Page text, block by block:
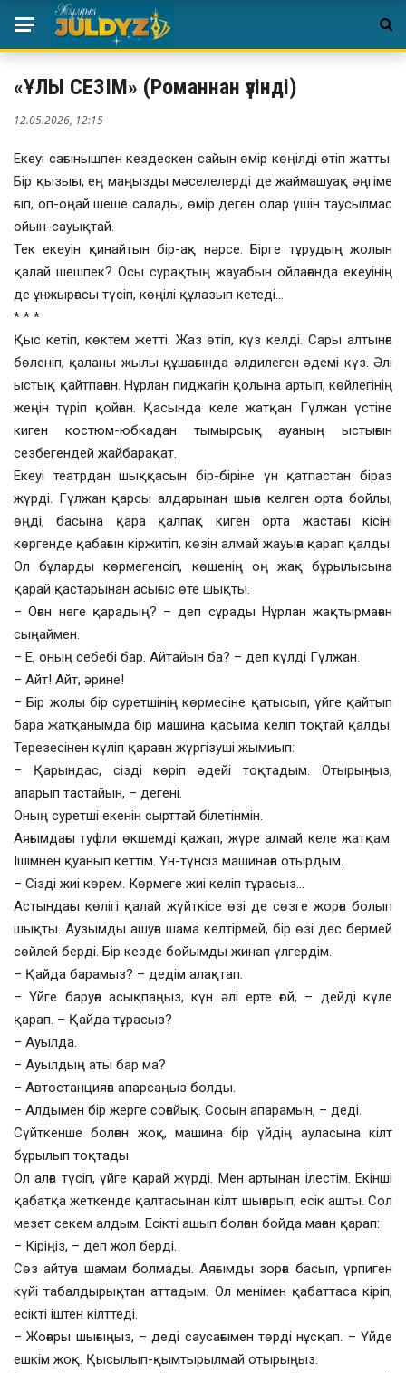
«ҰЛЫ СЕЗІМ» (Романнан үзінді)
12.05.2026, 12:15
Екеуі сағынышпен кездескен сайын өмір көңілді өтіп жатты.
Бір қызығы, ең маңызды мәселелерді де жаймашуақ әңгіме
ғып, оп-оңай шеше салады, өмір деген олар үшін таусылмас
ойын-сауықтай.
Тек екеуін қинайтын бір-ақ нәрсе. Бірге тұрудың жолын
қалай шешпек? Осы сұрақтың жауабын ойлағанда екеуінің
де ұнжырғасы түсіп, көңілі құлазып кетеді…
* * *
Қыс кетіп, көктем жетті. Жаз өтіп, күз келді. Сары алтынға
бөленіп, қаланы жылы құшағында әлдилеген әдемі күз. Әлі
ыстық қайтпаған. Нұрлан пиджагін қолына артып, көйлегінің
жеңін түріп қойған. Қасында келе жатқан Гүлжан үстіне
киген костюм-юбкадан тымырсық ауаның ыстығын
сезбегендей жайбарақат.
Екеуі театрдан шыққасын бір-біріне үн қатпастан біраз
жүрді. Гүлжан қарсы алдарынан шыға келген орта бойлы,
өңді, басына қара қалпақ киген орта жастағы кісіні
көргенде қабағын кіржитіп, көзін алмай жауыға қарап қалды.
Ол бұларды көрмегенсіп, көшенің оң жақ бұрылысына
қарай қастарынан асығыс өте шықты.
– Оған неге қарадың? – деп сұрады Нұрлан жақтырмаған
сыңаймен.
– Е, оның себебі бар. Айтайын ба? – деп күлді Гүлжан.
– Айт! Айт, әрине!
– Бір жолы бір суретшінің көрмесіне қатысып, үйге қайтып
бара жатқанымда бір машина қасыма келіп тоқтай қалды.
Терезесінен күліп қараған жүргізуші жымиып:
– Қарындас, сізді көріп әдейі тоқтадым. Отырыңыз,
апарып тастайын, – дегені.
Оның суретші екенін сырттай білетінмін.
Аяғымдағы туфли өкшемді қажап, жүре алмай келе жатқам.
Ішімнен қуанып кеттім. Үн-түнсіз машинаға отырдым.
– Сізді жиі көрем. Көрмеге жиі келіп тұрасыз…
Астындағы көлігі қалай жүйткісе өзі де сөзге жорға болып
шықты. Аузымды ашуға шама келтірмей, бір өзі дес бермей
сөйлей берді. Бір кезде бойымды жинап үлгердім.
– Қайда барамыз? – дедім алақтап.
– Үйге баруға асықпаңыз, күн әлі ерте ғой, – дейді күле
қарап. – Қайда тұрасыз?
– Ауылда.
– Ауылдың аты бар ма?
– Автостанцияға апарсаңыз болды.
– Алдымен бір жерге соғайық. Сосын апарамын, – деді.
Сүйткенше болған жоқ, машина бір үйдің ауласына кілт
бұрылып тоқтады.
Ол алға түсіп, үйге қарай жүрді. Мен артынан ілестім. Екінші
қабатқа жеткенде қалтасынан кілт шығарып, есік ашты. Сол
мезет секем алдым. Есікті ашып болған бойда маған қарап:
– Кіріңіз, – деп жол берді.
Сөз айтуға шамам болмады. Аяғымды зорға басып, үрпиген
күйі табалдырықтан аттадым. Ол менімен қабаттаса кіріп,
есікті іштен кілттеді.
– Жоғары шығыңыз, – деді саусағымен төрді нұсқап. – Үйде
ешкім жоқ. Қысылып-қымтырылмай отырыңыз.